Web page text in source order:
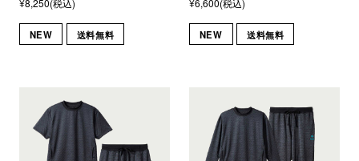
NEW 送料無料 NEW 送料無料